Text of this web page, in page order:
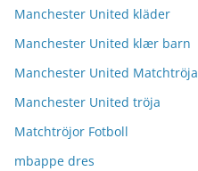
Manchester United kläder
Manchester United klær barn
Manchester United Matchtröja
Manchester United tröja
Matchtröjor Fotboll
mbappe dres